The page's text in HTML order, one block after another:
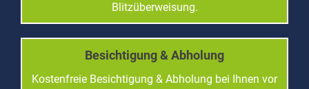
Blitzüberweisung.
Besichtigung & Abholung
Kostenfreie Besichtigung & Abholung bei Ihnen vor